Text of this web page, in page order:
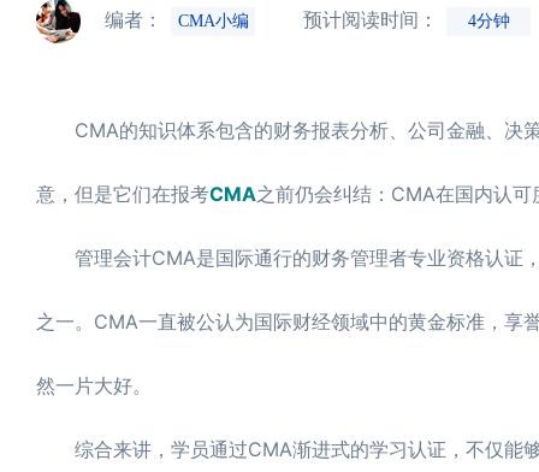
编者： CMA小编 预计阅读时间： 4分钟
CMA的知识体系包含的财务报表分析、公司金融、决
意，但是它们在报考CMA之前仍会纠结：CMA在国内认
管理会计CMA是国际通行的财务管理者专业资格认证
之一。CMA一直被公认为国际财经领域中的黄金标准，
然一片大好。
综合来讲，学员通过CMA渐进式的学习认证，不仅能